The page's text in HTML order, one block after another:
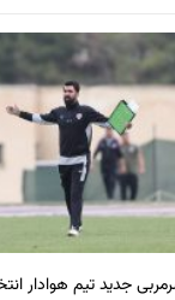
پیروزی اینتر برای تثبیت